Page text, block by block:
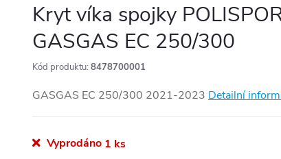
Kryt víka spojky
GASGAS EC 250/300
Kód produktu: 8478700001
GASGAS EC 250/300 2021-2023 Detailní
Vyprodáno 1 ks